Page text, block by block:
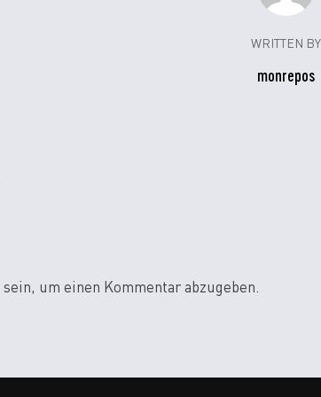
WRITTEN BY
monrepos
sein, um einen Kommentar abzugeben.